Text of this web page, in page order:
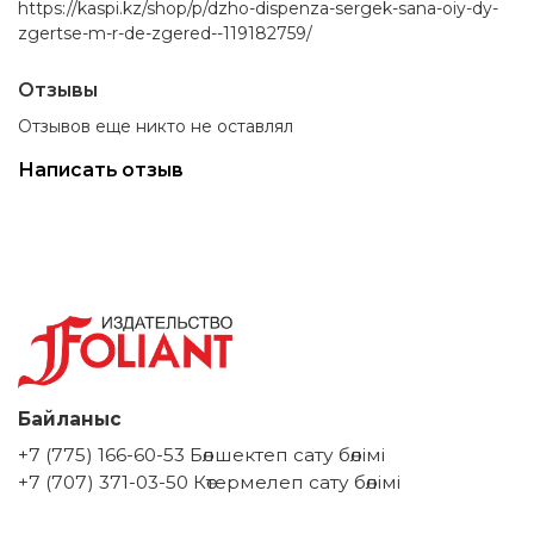
https://kaspi.kz/shop/p/dzho-dispenza-sergek-sana-oiy-dy-
zgertse-m-r-de-zgered--119182759/
Отзывы
Отзывов еще никто не оставлял
Написать отзыв
Байланыс
+7 (775) 166-60-53 Бөлшектеп сату бөлімі
+7 (707) 371-03-50 Көтермелеп сату бөлімі